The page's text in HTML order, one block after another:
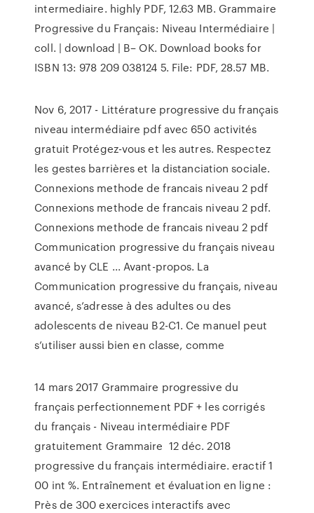
intermediaire. highly PDF, 12.63 MB. Grammaire
Progressive du Français: Niveau Intermédiaire |
coll. | download | B– OK. Download books for
ISBN 13: 978 209 038124 5. File: PDF, 28.57 MB.
Nov 6, 2017 - Littérature progressive du français
niveau intermédiaire pdf avec 650 activités
gratuit Protégez-vous et les autres. Respectez
les gestes barrières et la distanciation sociale.
Connexions methode de francais niveau 2 pdf
Connexions methode de francais niveau 2 pdf.
Connexions methode de francais niveau 2 pdf
Communication progressive du français niveau
avancé by CLE ... Avant-propos. La
Communication progressive du français, niveau
avancé, s’adresse à des adultes ou des
adolescents de niveau B2-C1. Ce manuel peut
s’utiliser aussi bien en classe, comme
14 mars 2017 Grammaire progressive du
français perfectionnement PDF + les corrigés
du français - Niveau intermédiaire PDF
gratuitement Grammaire 12 déc. 2018
progressive du français intermédiaire. eractif 1
00 int %. Entraînement et évaluation en ligne :
Près de 300 exercices interactifs avec